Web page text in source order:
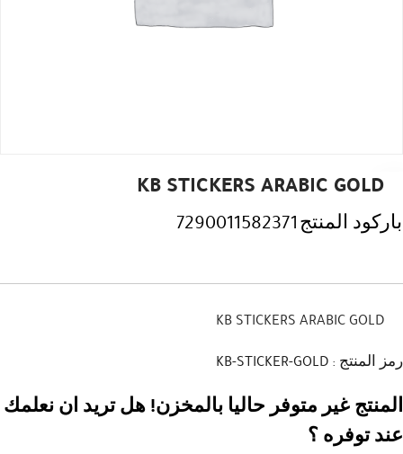
KB STICKERS ARABIC GOLD
باركود المنتج7290011582371
KB STICKERS ARABIC GOLD
رمز المنتج : KB-STICKER-GOLD
المنتج غير متوفر حاليا بالمخزن! هل تريد ان نعلمك
عند توفره ؟